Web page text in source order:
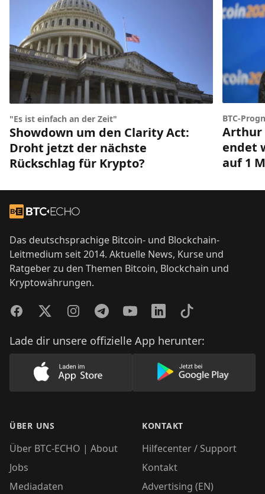
"Es ist einfach an der Zeit"
Showdown um den Clarity Act:
Droht jetzt der nächste
Rückschlag für Krypto?
BTC-
Arthur
endet
auf 1
Zur Startseite
Das deutschsprachige Bitcoin- und Blockchain-
Leitmedium seit 2014. Aktuelle News, Kurse und
Ratgeber zu den Themen Bitcoin, Blockchain und
Kryptowährungen.
FacebookTwitterInstagramTelegramYouTubeLinkedInTikTok
Lade dir unsere offizielle App herunter:
Lade unsere App im AppStore herunter
Lade unsere
ÜBER UNS
Über BTC-ECHO | About
Jobs
Mediadaten
KONTAKT
Hilfecenter / Support
Kontakt
Advertising (EN)